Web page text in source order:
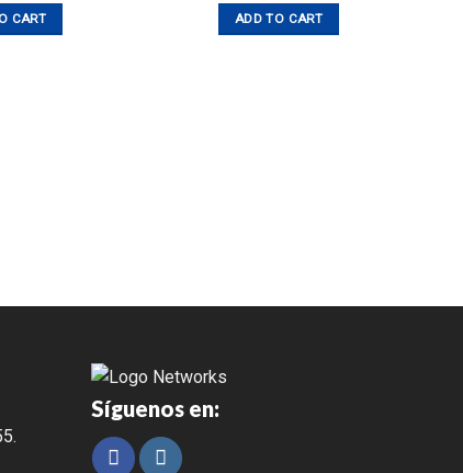
CART ADD TO CART
Síguenos en: